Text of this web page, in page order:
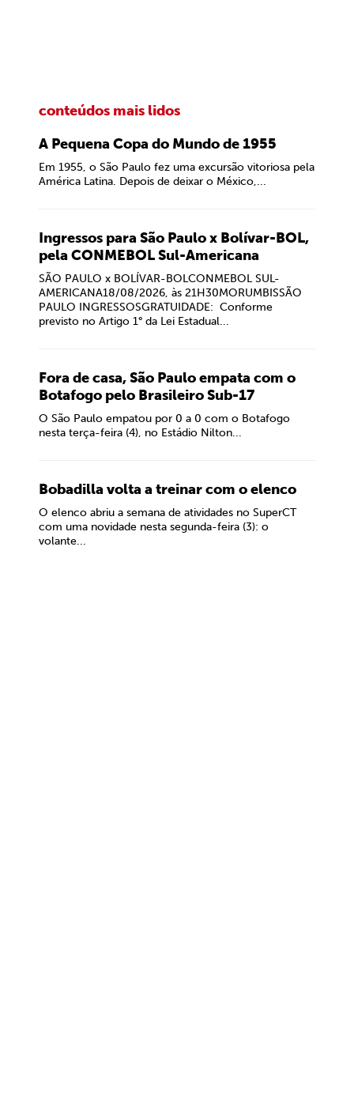
conteúdos mais lidos
A Pequena Copa do Mundo de 1955
Em 1955, o São Paulo fez uma excursão vitoriosa pela
América Latina. Depois de deixar o México,...
Ingressos para São Paulo x Bolívar-BOL,
pela CONMEBOL Sul-Americana
SÃO PAULO x BOLÍVAR-BOLCONMEBOL SUL-
AMERICANA18/08/2026, às 21H30MORUMBISSÃO
PAULO INGRESSOSGRATUIDADE: Conforme
previsto no Artigo 1° da Lei Estadual...
Fora de casa, São Paulo empata com o
Botafogo pelo Brasileiro Sub-17
O São Paulo empatou por 0 a 0 com o Botafogo
nesta terça-feira (4), no Estádio Nilton...
Bobadilla volta a treinar com o elenco
O elenco abriu a semana de atividades no SuperCT
com uma novidade nesta segunda-feira (3): o
volante...